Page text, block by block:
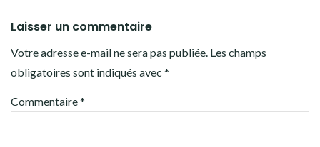
Laisser un commentaire
Votre adresse e-mail ne sera pas publiée. Les champs
obligatoires sont indiqués avec *
Commentaire*